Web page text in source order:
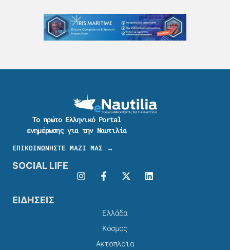
Το πρώτο Ελληνικό Portal
ενημέρωσης για την Ναυτιλία
ΕΠΙΚΟΙΝΩΝΗΣΤΕ ΜΑΖΙ ΜΑΣ →
SOCIAL LIFE
ΕΙΔΗΣΕΙΣ
Ελλάδα
Κόσμος
Ακτοπλοϊα